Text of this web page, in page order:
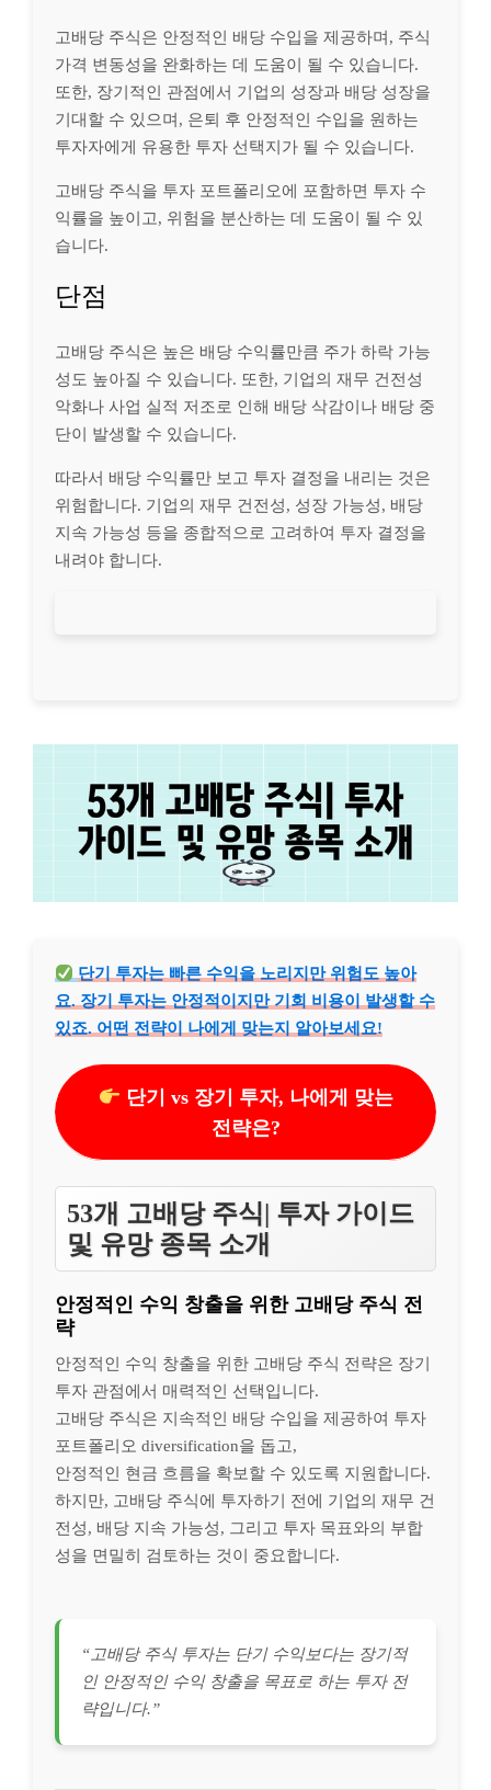
고배당 주식은 안정적인 배당 수입을 제공하며, 주식
가격 변동성을 완화하는 데 도움이 될 수 있습니다.
또한, 장기적인 관점에서 기업의 성장과 배당 성장을
기대할 수 있으며, 은퇴 후 안정적인 수입을 원하는
투자자에게 유용한 투자 선택지가 될 수 있습니다.
고배당 주식을 투자 포트폴리오에 포함하면 투자 수
익률을 높이고, 위험을 분산하는 데 도움이 될 수 있
습니다.
단점
고배당 주식은 높은 배당 수익률만큼 주가 하락 가능
성도 높아질 수 있습니다. 또한, 기업의 재무 건전성
악화나 사업 실적 저조로 인해 배당 삭감이나 배당 중
단이 발생할 수 있습니다.
따라서 배당 수익률만 보고 투자 결정을 내리는 것은
위험합니다. 기업의 재무 건전성, 성장 가능성, 배당
지속 가능성 등을 종합적으로 고려하여 투자 결정을
내려야 합니다.
단기 투자는 빠른 수익을 노리지만 위험도 높아
요. 장기 투자는 안정적이지만 기회 비용이 발생할 수
있죠. 어떤 전략이 나에게 맞는지 알아보세요!
단기 vs 장기 투자, 나에게 맞는
전략은?
53개 고배당 주식| 투자 가이드
및 유망 종목 소개
안정적인 수익 창출을 위한 고배당 주식 전
략
안정적인 수익 창출을 위한 고배당 주식 전략은 장기
투자 관점에서 매력적인 선택입니다.
고배당 주식은 지속적인 배당 수입을 제공하여 투자
포트폴리오 diversification을 돕고,
안정적인 현금 흐름을 확보할 수 있도록 지원합니다.
하지만, 고배당 주식에 투자하기 전에 기업의 재무 건
전성, 배당 지속 가능성, 그리고 투자 목표와의 부합
성을 면밀히 검토하는 것이 중요합니다.
“고배당 주식 투자는 단기 수익보다는 장기적
인 안정적인 수익 창출을 목표로 하는 투자 전
략입니다.”